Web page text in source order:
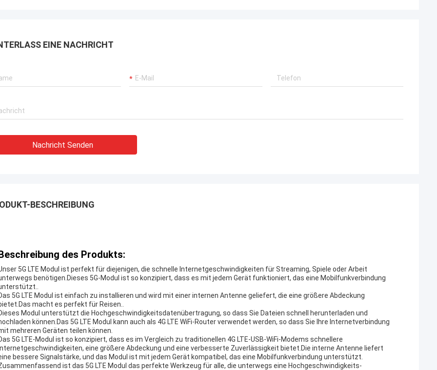
EINE NACHRICHT
Nachricht Senden
BESCHREIBUNG
des Produkts:
5G LTE Modul ist perfekt für diejenigen, die schnelle Internetgeschwindigkeiten für Streaming, Spiele oder Arbeit
benötigen.Dieses 5G-Modul ist so konzipiert, dass es mit jedem Gerät funktioniert, das eine Mobilfunkverbindung
5G LTE Modul ist einfach zu installieren und wird mit einer internen Antenne geliefert, die eine größere Abdeckung
macht es perfekt für Reisen..
Modul unterstützt die Hochgeschwindigkeitsdatenübertragung, so dass Sie Dateien schnell herunterladen und
können.Das 5G LTE Modul kann auch als 4G LTE WiFi-Router verwendet werden, so dass Sie Ihre Internetverbindung
mehreren Geräten teilen können.
5G LTE-Modul ist so konzipiert, dass es im Vergleich zu traditionellen 4G LTE-USB-WiFi-Modems schnellere
Internetgeschwindigkeiten, eine größere Abdeckung und eine verbesserte Zuverlässigkeit bietet.Die interne Antenne liefert
bessere Signalstärke, und das Modul ist mit jedem Gerät kompatibel, das eine Mobilfunkverbindung unterstützt.
ist das 5G LTE Modul das perfekte Werkzeug für alle, die unterwegs eine Hochgeschwindigkeits-